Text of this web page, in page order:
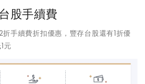
股手續費
手續費折扣優惠，豐存台股還有1折優
元